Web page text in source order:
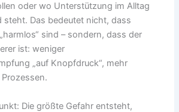
oder wo Unterstützung im Alltag
steht. Das bedeutet nicht, dass
sind – sondern, dass der
ist: weniger
„auf Knopfdruck“, mehr
Die größte Gefahr entsteht,